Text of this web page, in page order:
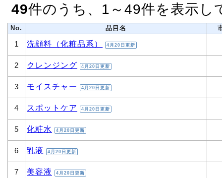
49件のうち、1～49件を表示し
No. 品目名
1 洗顔料（化粧品系） 4月20日更新
2 クレンジング 4月20日更新
3 モイスチャー 4月20日更新
4 スポットケア 4月20日更新
5 化粧水 4月20日更新
6 乳液 4月20日更新
7 美容液 4月20日更新